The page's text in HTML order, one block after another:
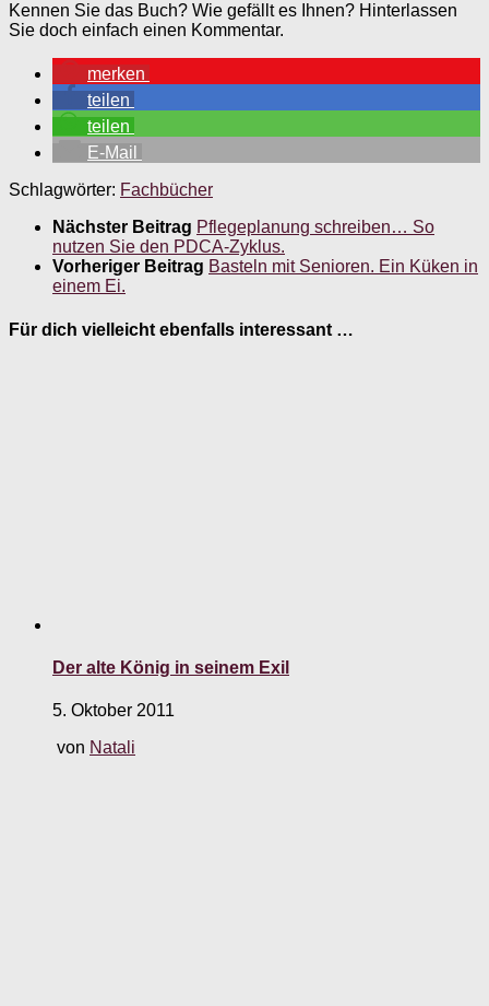
Kennen Sie das Buch? Wie gefällt es Ihnen? Hinterlassen
Sie doch einfach einen Kommentar.
merken
teilen
teilen
E-Mail
Schlagwörter: Fachbücher
Nächster Beitrag Pflegeplanung schreiben… So
nutzen Sie den PDCA-Zyklus.
Vorheriger Beitrag Basteln mit Senioren. Ein Küken in
einem Ei.
Für dich vielleicht ebenfalls interessant …
Der alte König in seinem Exil
5. Oktober 2011
von Natali